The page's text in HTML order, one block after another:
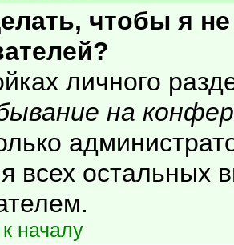
чтобы я
личного
на
всех остальных
началу